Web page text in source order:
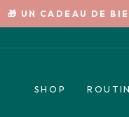
🎁 UN CADEAU DE
SHOP